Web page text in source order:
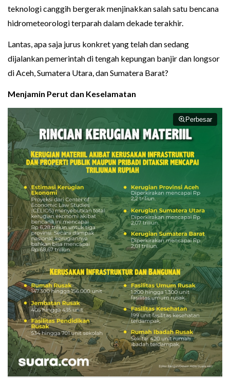
teknologi canggih bergerak menjinakkan salah satu bencana
hidrometeorologi terparah dalam dekade terakhir.
Lantas, apa saja jurus konkret yang telah dan sedang
dijalankan pemerintah di tengah kepungan banjir dan longsor
di Aceh, Sumatera Utara, dan Sumatera Barat?
Menjamin Perut dan Keselamatan
Perbesar